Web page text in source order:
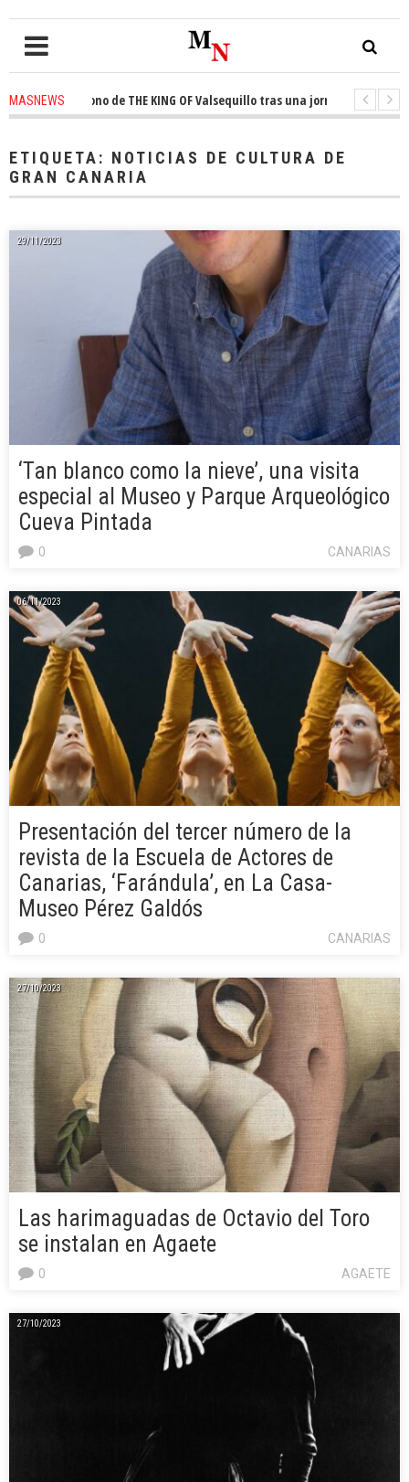
MASNEWS
de THE KING OF Valsequillo tras una jornada de baloncesto urbano
ETIQUETA: NOTICIAS DE CULTURA DE
GRAN CANARIA
29/11/2023
‘Tan blanco como la nieve’, una visita
especial al Museo y Parque Arqueológico
Cueva Pintada
CANARIAS
0
06/11/2023
Presentación del tercer número de la
revista de la Escuela de Actores de
Canarias, ‘Farándula’, en La Casa-
Museo Pérez Galdós
CANARIAS
0
27/10/2023
Las harimaguadas de Octavio del Toro
se instalan en Agaete
AGAETE
0
27/10/2023